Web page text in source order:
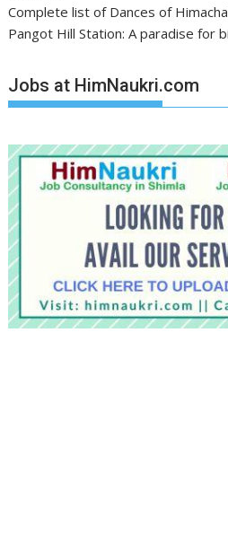
Complete list of Dances of
Pangot Hill Station: A paradise for
Jobs at HimNaukri.com